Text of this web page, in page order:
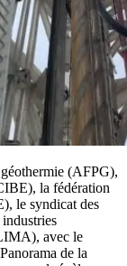
(AFPG),
la fédération
le syndicat des
avec le
de la